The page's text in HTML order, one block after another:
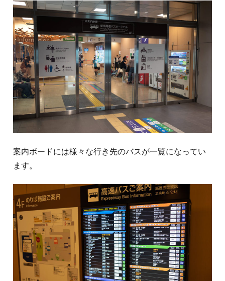
案内ボードには様々な行き先のバスが一覧になってい
ます。